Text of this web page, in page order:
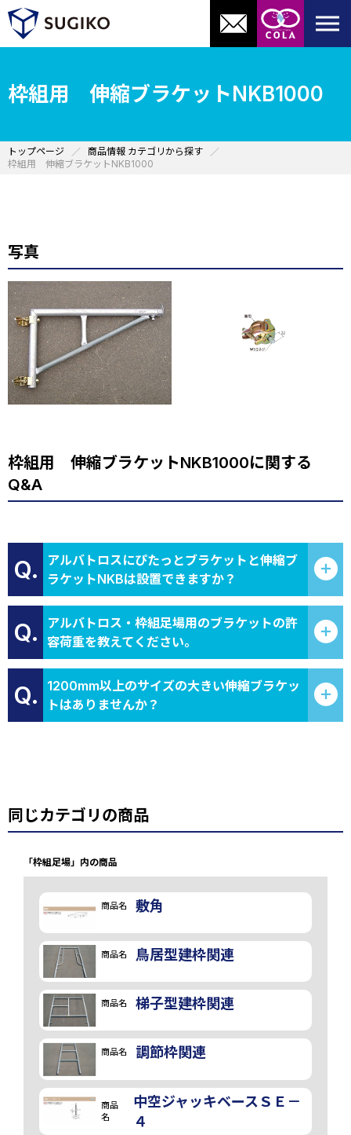
枠組用 伸縮ブラケットNKB1000
トップページ
商品情報 カテゴリから探す
枠組用 伸縮ブラケットNKB1000
写真
枠組用 伸縮ブラケットNKB1000に関する
Q&A
Q.
アルバトロスにぴたっとブラケットと伸縮ブ
ラケットNKBは設置できますか？
Q.
アルバトロス・枠組足場用のブラケットの許
容荷重を教えてください。
Q.
1200mm以上のサイズの大きい伸縮ブラケッ
トはありませんか？
同じカテゴリの商品
「枠組足場」内の商品
商品名 敷角
商品名 鳥居型建枠関連
商品名 梯子型建枠関連
商品名 調節枠関連
商品
名
中空ジャッキベースＳＥ－
４